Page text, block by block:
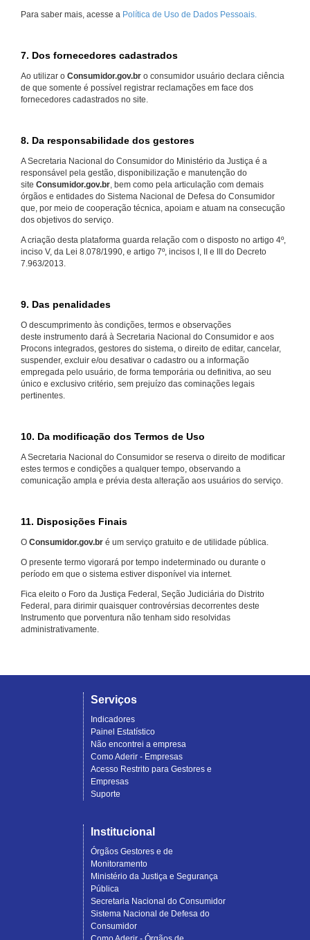
Para saber mais, acesse a Política de Uso de Dados Pessoais.
7. Dos fornecedores cadastrados
Ao utilizar o Consumidor.gov.br o consumidor usuário declara ciência
de que somente é possível registrar reclamações em face dos
fornecedores cadastrados no site.
8. Da responsabilidade dos gestores
A Secretaria Nacional do Consumidor do Ministério da Justiça é a
responsável pela gestão, disponibilização e manutenção do
site Consumidor.gov.br, bem como pela articulação com demais
órgãos e entidades do Sistema Nacional de Defesa do Consumidor
que, por meio de cooperação técnica, apoiam e atuam na consecução
dos objetivos do serviço.
A criação desta plataforma guarda relação com o disposto no artigo 4º,
inciso V, da Lei 8.078/1990, e artigo 7º, incisos I, II e III do Decreto
7.963/2013.
9. Das penalidades
O descumprimento às condições, termos e observações
deste instrumento dará à Secretaria Nacional do Consumidor e aos
Procons integrados, gestores do sistema, o direito de editar, cancelar,
suspender, excluir e/ou desativar o cadastro ou a informação
empregada pelo usuário, de forma temporária ou definitiva, ao seu
único e exclusivo critério, sem prejuízo das cominações legais
pertinentes.
10. Da modificação dos Termos de Uso
A Secretaria Nacional do Consumidor se reserva o direito de modificar
estes termos e condições a qualquer tempo, observando a
comunicação ampla e prévia desta alteração aos usuários do serviço.
11. Disposições Finais
O Consumidor.gov.br é um serviço gratuito e de utilidade pública.
O presente termo vigorará por tempo indeterminado ou durante o
período em que o sistema estiver disponível via internet.
Fica eleito o Foro da Justiça Federal, Seção Judiciária do Distrito
Federal, para dirimir quaisquer controvérsias decorrentes deste
Instrumento que porventura não tenham sido resolvidas
administrativamente.
Serviços
Indicadores
Painel Estatístico
Não encontrei a empresa
Como Aderir - Empresas
Acesso Restrito para Gestores e
Empresas
Suporte
Institucional
Órgãos Gestores e de
Monitoramento
Ministério da Justiça e Segurança
Pública
Secretaria Nacional do Consumidor
Sistema Nacional de Defesa do
Consumidor